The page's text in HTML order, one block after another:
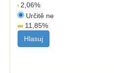
2,06%
Určitě ne
11,85%